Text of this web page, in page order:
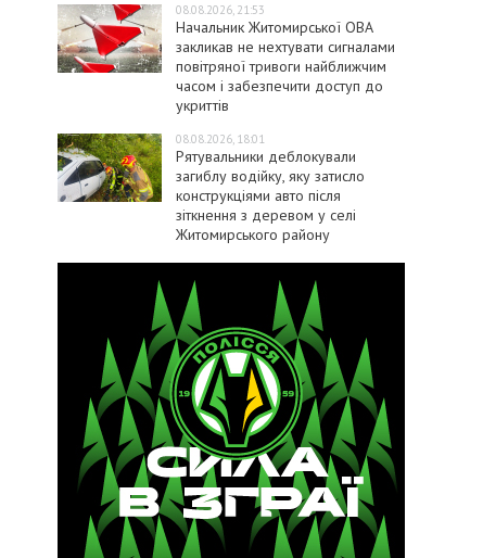
08.08.2026, 21:53
Начальник Житомирської ОВА
закликав не нехтувати сигналами
повітряної тривоги найближчим
часом і забезпечити доступ до
укриттів
08.08.2026, 18:01
Рятувальники деблокували
загиблу водійку, яку затисло
конструкціями авто після
зіткнення з деревом у селі
Житомирського району